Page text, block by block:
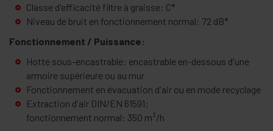
Classe d'efficacité filtre à graisse: C*
Niveau de bruit en fonctionnement normal: 72 dB*
Fonctionnement / Puissance:
Hotte sous-encastrable: encastrable en-dessous d'une
armoire supérieure ou au mur
Fonctionnement en évacuation d'air ou en mode recyclage
Extraction d'air DIN/EN 61591:
fonctionnement normal: 350 m³/h